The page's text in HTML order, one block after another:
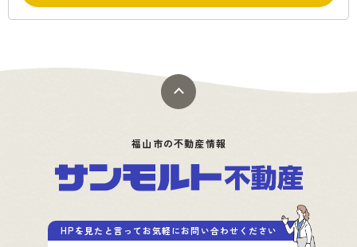
福山市の不動産情報
HPを見たと言ってお気軽にお問い合わせください